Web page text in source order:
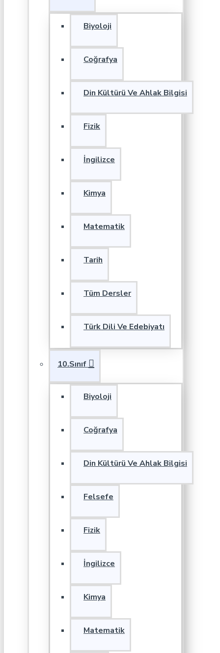
Biyoloji
Coğrafya
Din Kültürü Ve Ahlak Bilgisi
Fizik
İngilizce
Kimya
Matematik
Tarih
Tüm Dersler
Türk Dili Ve Edebiyatı
10.Sınıf
Biyoloji
Coğrafya
Din Kültürü Ve Ahlak Bilgisi
Felsefe
Fizik
İngilizce
Kimya
Matematik